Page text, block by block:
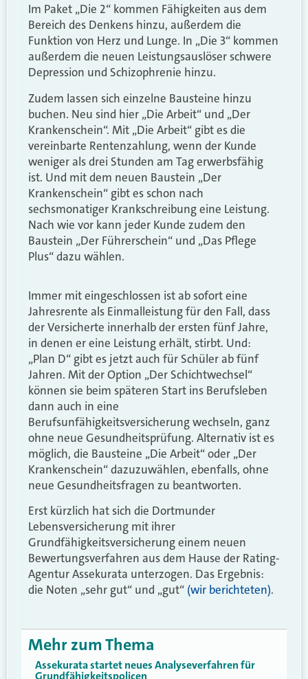
Im Paket „Die 2“ kommen Fähigkeiten aus dem
Bereich des Denkens hinzu, außerdem die
Funktion von Herz und Lunge. In „Die 3“ kommen
außerdem die neuen Leistungsauslöser schwere
Depression und Schizophrenie hinzu.
Zudem lassen sich einzelne Bausteine hinzu
buchen. Neu sind hier „Die Arbeit“ und „Der
Krankenschein“. Mit „Die Arbeit“ gibt es die
vereinbarte Rentenzahlung, wenn der Kunde
weniger als drei Stunden am Tag erwerbsfähig
ist. Und mit dem neuen Baustein „Der
Krankenschein“ gibt es schon nach
sechsmonatiger Krankschreibung eine Leistung.
Nach wie vor kann jeder Kunde zudem den
Baustein „Der Führerschein“ und „Das Pflege
Plus“ dazu wählen.
Immer mit eingeschlossen ist ab sofort eine
Jahresrente als Einmalleistung für den Fall, dass
der Versicherte innerhalb der ersten fünf Jahre,
in denen er eine Leistung erhält, stirbt. Und:
„Plan D“ gibt es jetzt auch für Schüler ab fünf
Jahren. Mit der Option „Der Schichtwechsel“
können sie beim späteren Start ins Berufsleben
dann auch in eine
Berufsunfähigkeitsversicherung wechseln, ganz
ohne neue Gesundheitsprüfung. Alternativ ist es
möglich, die Bausteine „Die Arbeit“ oder „Der
Krankenschein“ dazuzuwählen, ebenfalls, ohne
neue Gesundheitsfragen zu beantworten.
Erst kürzlich hat sich die Dortmunder
Lebensversicherung mit ihrer
Grundfähigkeitsversicherung einem neuen
Bewertungsverfahren aus dem Hause der Rating-
Agentur Assekurata unterzogen. Das Ergebnis:
die Noten „sehr gut“ und „gut“ (wir berichteten).
Mehr zum Thema
Assekurata startet neues Analyseverfahren für
Grundfähigkeitspolicen